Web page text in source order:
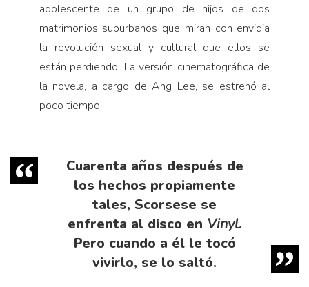
adolescente de un grupo de hijos de dos
matrimonios suburbanos que miran con envidia
la revolución sexual y cultural que ellos se
están perdiendo. La versión cinematográfica de
la novela, a cargo de Ang Lee, se estrenó al
poco tiempo.
Cuarenta años después de
los hechos propiamente
tales, Scorsese se
enfrenta al disco en Vinyl.
Pero cuando a él le tocó
vivirlo, se lo saltó.